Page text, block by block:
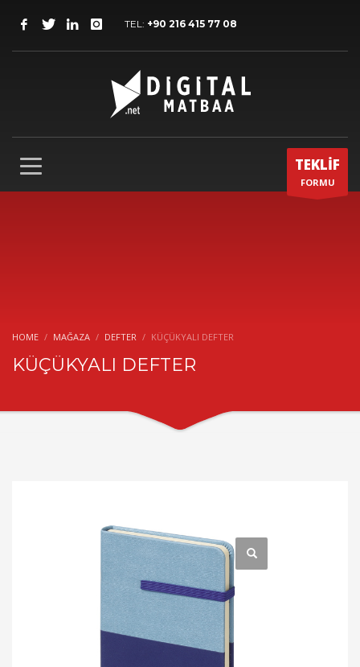
TEL: +90 216 415 77 08
TEKLİF
FORMU
HOME MAĞAZA DEFTER KÜÇÜKYALI DEFTER
KÜÇÜKYALI DEFTER